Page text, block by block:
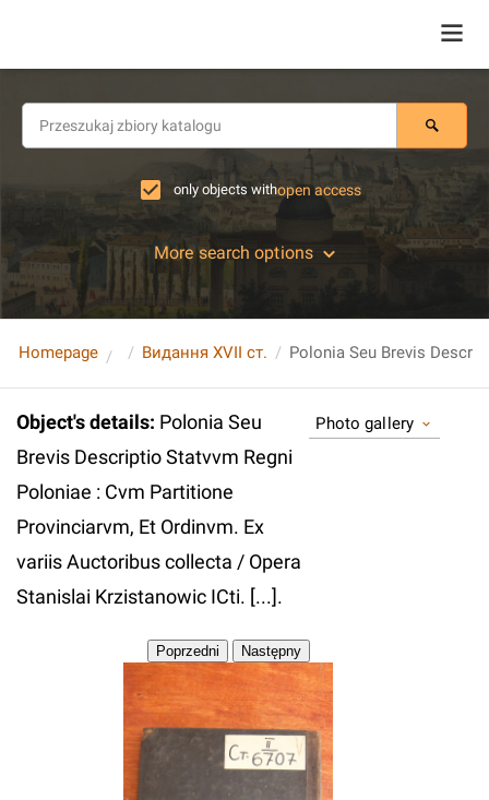
only objects withopen access
More search options
Homepage Видання XVII ст.
Object's details: Polonia Seu
Brevis Descriptio Statvvm Regni
Poloniae : Cvm Partitione
Provinciarvm, Et Ordinvm. Ex
variis Auctoribus collecta / Opera
Stanislai Krzistanowic ICti. [...].
Photo gallery